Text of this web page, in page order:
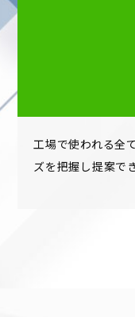
工場で使われる全
ズを把握し提案で